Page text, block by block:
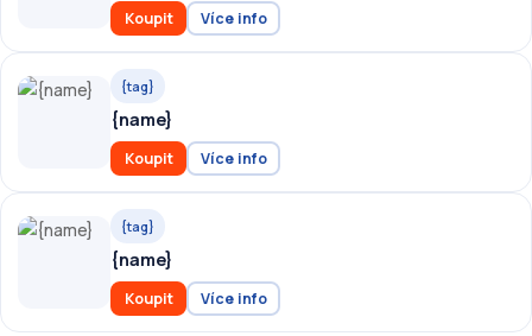
Koupit Více info
{tag}
{name}
Koupit Více info
{tag}
{name}
Koupit Více info